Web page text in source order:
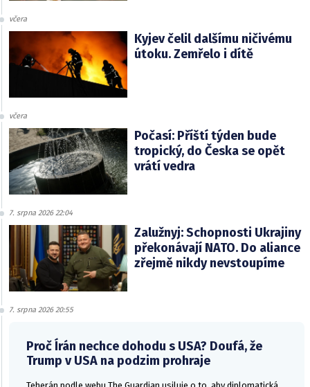
včera
Kyjev čelil dalšímu ničivému
útoku. Zemřelo i dítě
včera
Počasí: Příští týden bude
tropický, do Česka se opět
vrátí vedra
7. srpna 2026 22:04
Zalužnyj: Schopnosti Ukrajiny
překonávají NATO. Do aliance
zřejmě nikdy nevstoupíme
7. srpna 2026 20:55
Proč Írán nechce dohodu s USA? Doufá, že
Trump v USA na podzim prohraje